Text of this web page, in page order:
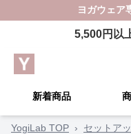
ヨガウェア
5,500円以
新着商品
YogiLab TOP › セットア